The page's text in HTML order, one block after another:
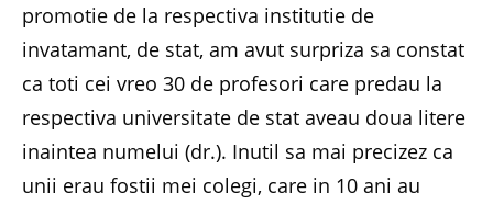
promotie de la respectiva institutie de
invatamant, de stat, am avut surpriza sa constat
ca toti cei vreo 30 de profesori care predau la
respectiva universitate de stat aveau doua litere
inaintea numelui (dr.). Inutil sa mai precizez ca
unii erau fostii mei colegi, care in 10 ani au